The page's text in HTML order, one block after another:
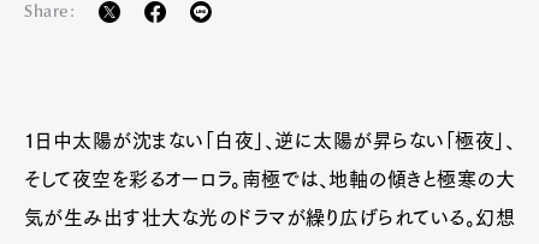
Share:
1日中太陽が沈まない「白夜」、逆に太陽が昇らない「極夜」、
そして夜空を彩るオーロラ。南極では、地軸の傾きと極寒の大
気が生み出す壮大な光のドラマが繰り広げられている。幻想